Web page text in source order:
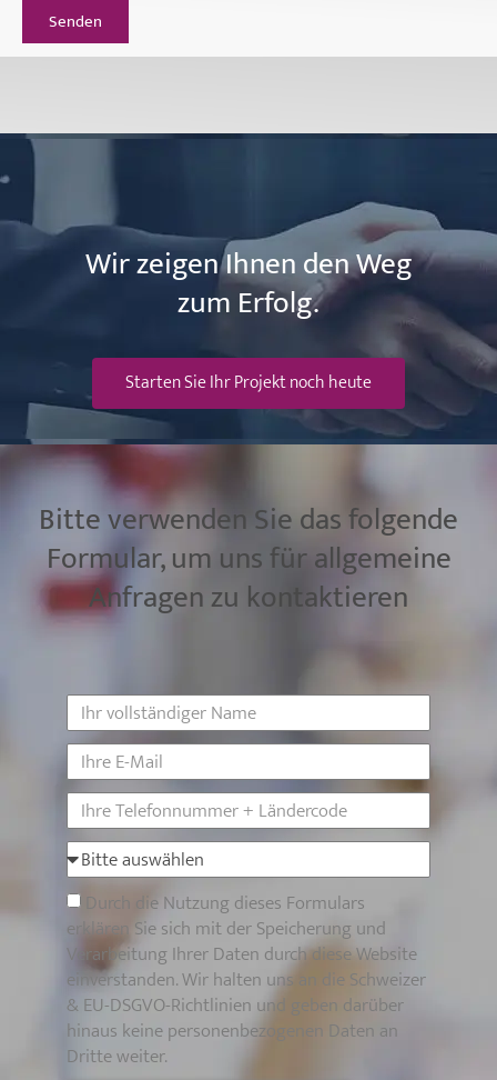
Senden
Wir zeigen Ihnen den Weg
zum Erfolg.
Starten Sie Ihr Projekt noch heute
Bitte verwenden Sie das folgende
Formular, um uns für allgemeine
Anfragen zu kontaktieren
Durch die Nutzung dieses Formulars
erklären Sie sich mit der Speicherung und
Verarbeitung Ihrer Daten durch diese Website
einverstanden. Wir halten uns an die Schweizer
& EU-DSGVO-Richtlinien und geben darüber
hinaus keine personenbezogenen Daten an
Dritte weiter.